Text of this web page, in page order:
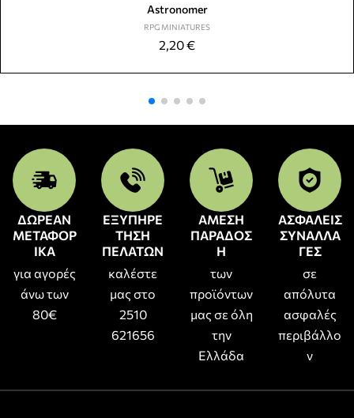
Astronomer
RPG MINIATURES
2,20€
ΔΩΡΕΑΝ
ΜΕΤΑΦΟΡ
ΙΚΑ
για αγορές
άνω των
80€
ΕΞΥΠΗΡΕ
ΤΗΣΗ
ΠΕΛΑΤΩΝ
καλέστε
μας στο
2510
621656
ΑΜΕΣΗ
ΠΑΡΑΔΟΣ
Η
των
προϊόντων
μας σε όλη
την
Ελλάδα
ΑΣΦΑΛΕΙΣ
ΣΥΝΑΛΛΑ
ΓΕΣ
σε
απόλυτα
ασφαλές
περιβάλλο
ν